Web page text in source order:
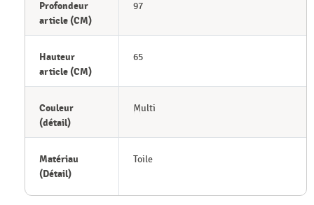
Profondeur
article (CM)
97
Hauteur
article (CM)
65
Couleur
(détail)
Multi
Matériau
(Détail)
Toile